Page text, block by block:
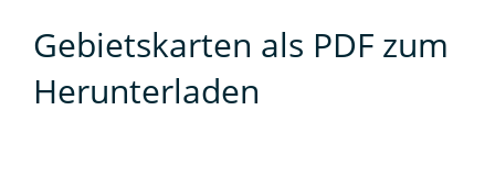
Gebietskarten als PDF zum
Herunterladen